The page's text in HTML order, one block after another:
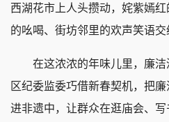
西湖花市上人头攒动，姹紫嫣
的吆喝、街坊邻里的欢声笑语交
在这浓浓的年味儿里，廉洁
区纪委监委巧借新春契机，把廉
进非遗中，让群众在逛庙会、